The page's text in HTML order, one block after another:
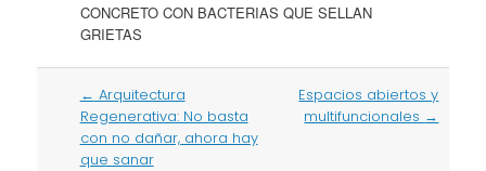
CONCRETO CON BACTERIAS QUE SELLAN
GRIETAS
Post
navigation
← Arquitectura
Regenerativa: No basta
con no dañar, ahora hay
que sanar
Espacios abiertos y
multifuncionales →